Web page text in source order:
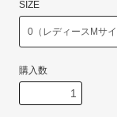
SIZE
購入数